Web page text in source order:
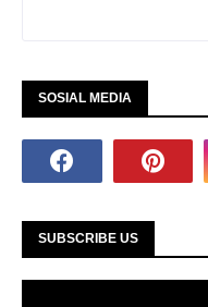
SOSIAL MEDIA
SUBSCRIBE US